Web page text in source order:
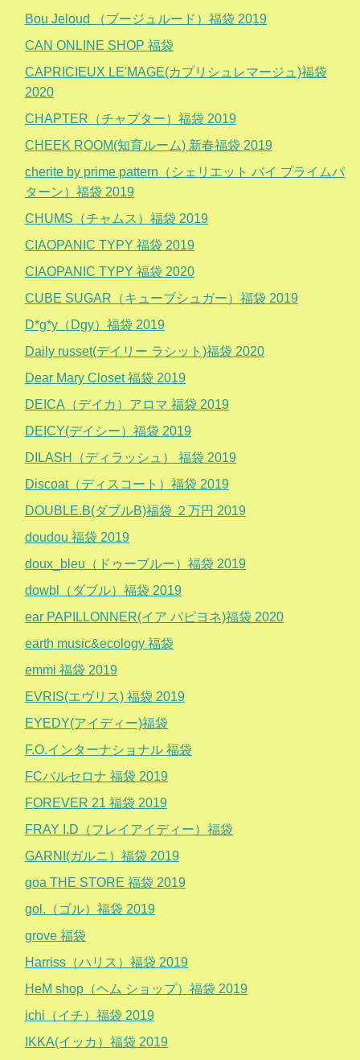
Bou Jeloud （ブージュルード）福袋 2019
CAN ONLINE SHOP 福袋
CAPRICIEUX LE'MAGE(カプリシュレマージュ)福袋
2020
CHAPTER（チャプター）福袋 2019
CHEEK ROOM(知育ルーム) 新春福袋 2019
cherite by prime pattern（シェリエット バイ プライムパ
ターン）福袋 2019
CHUMS（チャムス）福袋 2019
CIAOPANIC TYPY 福袋 2019
CIAOPANIC TYPY 福袋 2020
CUBE SUGAR（キューブシュガー）福袋 2019
D*g*y（Dgy）福袋 2019
Daily russet(デイリー ラシット)福袋 2020
Dear Mary Closet 福袋 2019
DEICA（デイカ）アロマ 福袋 2019
DEICY(デイシー）福袋 2019
DILASH（ディラッシュ） 福袋 2019
Discoat（ディスコート）福袋 2019
DOUBLE.B(ダブルB)福袋 ２万円 2019
doudou 福袋 2019
doux_bleu（ドゥーブルー）福袋 2019
dowbl（ダブル）福袋 2019
ear PAPILLONNER(イア パピヨネ)福袋 2020
earth music&ecology 福袋
emmi 福袋 2019
EVRIS(エヴリス) 福袋 2019
EYEDY(アイディー)福袋
F.O.インターナショナル 福袋
FCバルセロナ 福袋 2019
FOREVER 21 福袋 2019
FRAY I.D（フレイアイディー）福袋
GARNI(ガルニ）福袋 2019
goa THE STORE 福袋 2019
gol.（ゴル）福袋 2019
grove 福袋
Harriss（ハリス）福袋 2019
HeM shop（ヘム ショップ）福袋 2019
ichi（イチ）福袋 2019
IKKA(イッカ）福袋 2019